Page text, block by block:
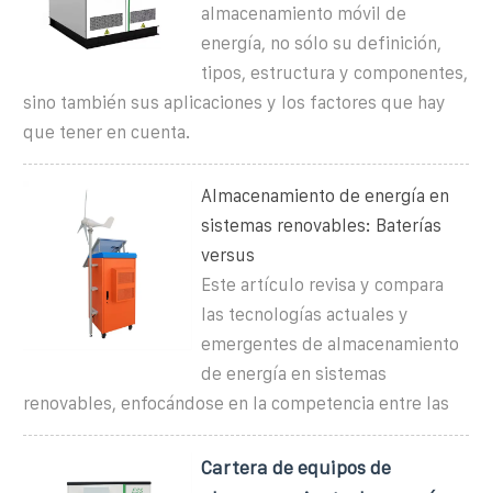
almacenamiento móvil de
energía, no sólo su definición,
tipos, estructura y componentes,
sino también sus aplicaciones y los factores que hay
que tener en cuenta.
Almacenamiento de energía en
sistemas renovables: Baterías
versus
Este artículo revisa y compara
las tecnologías actuales y
emergentes de almacenamiento
de energía en sistemas
renovables, enfocándose en la competencia entre las
Cartera de equipos de